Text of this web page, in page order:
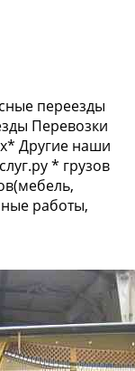
переезды
Перевозки
Другие наши
* грузов
работы,